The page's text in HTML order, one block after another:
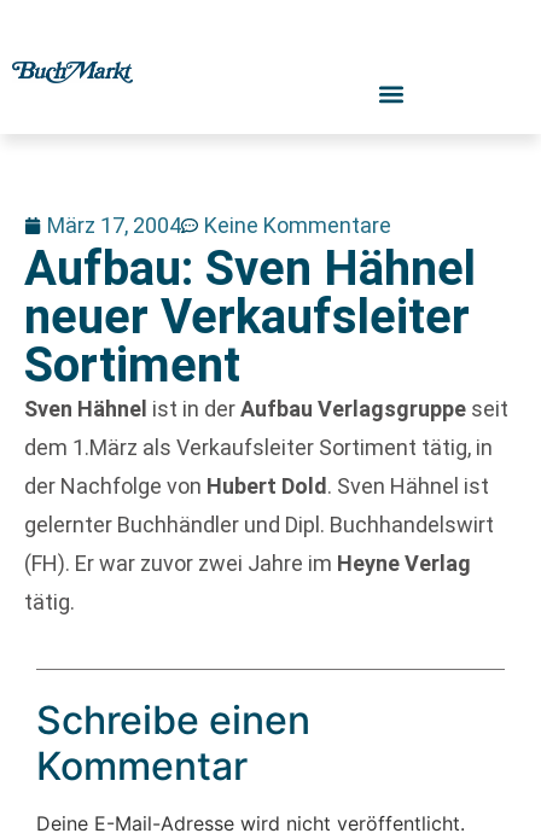
März 17, 2004 Keine Kommentare
Aufbau: Sven Hähnel
neuer Verkaufsleiter
Sortiment
Sven Hähnel ist in derAufbau Verlagsgruppe seit
dem 1.März als Verkaufsleiter Sortiment tätig, in
der Nachfolge von Hubert Dold . Sven Hähnel ist
gelernter Buchhändler und Dipl. Buchhandelswirt
(FH). Er war zuvor zwei Jahre im Heyne Verlag
tätig.
Schreibe einen
Kommentar
Deine E-Mail-Adresse wird nicht veröffentlicht.